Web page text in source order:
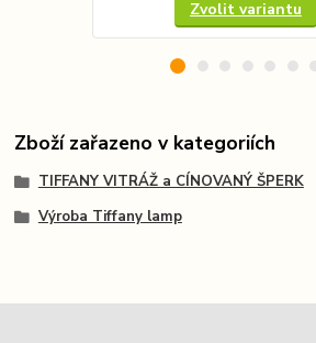
Zvolit variantu
Zboží zařazeno v kategoriích
TIFFANY VITRÁŽ a CÍNOVANÝ ŠPERK
Výroba Tiffany lamp